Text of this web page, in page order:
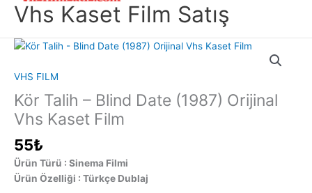
Vhs Kaset Film Satış
VHS FILM
Kör Talih – Blind Date (1987) Orijinal
Vhs Kaset Film
55₺
Ürün Türü : Sinema Filmi
Ürün Özelliği : Türkçe Dublaj